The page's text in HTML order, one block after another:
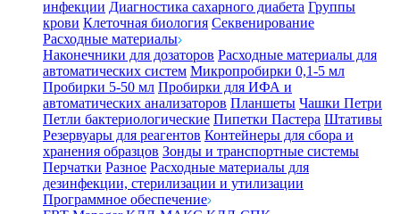
инфекции Диагностика сахарного диабета Группы
крови Клеточная биология Секвенирование
Расходные материалы
Наконечники для дозаторов Расходные материалы для
автоматических систем Микропробирки 0,1-5 мл
Пробирки 5-50 мл Пробирки для ИФА и
автоматических анализаторов Планшеты Чашки Петри
Петли бактериологические Пипетки Пастера Штативы
Резервуары для реагентов Контейнеры для сбора и
хранения образцов Зонды и транспортные системы
Перчатки Разное Расходные материалы для
дезинфекции, стерилизации и утилизации
Программное обеспечение